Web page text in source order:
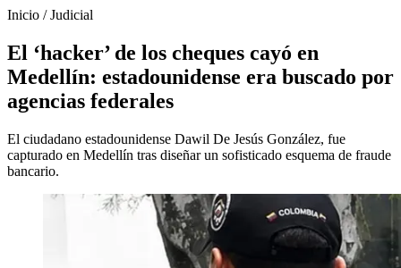
Inicio /Judicial
El ‘hacker’ de los cheques cayó en
Medellín: estadounidense era buscado por
agencias federales
El ciudadano estadounidense Dawil De Jesús González, fue
capturado en Medellín tras diseñar un sofisticado esquema de fraude
bancario.